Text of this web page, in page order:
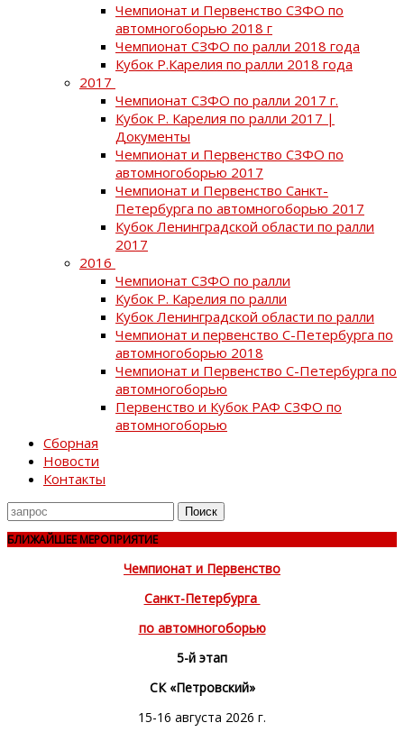
Чемпионат и Первенство СЗФО по
автомногоборью 2018 г
Чемпионат СЗФО по ралли 2018 года
Кубок Р.Карелия по ралли 2018 года
2017
Чемпионат СЗФО по ралли 2017 г.
Кубок Р. Карелия по ралли 2017 |
Документы
Чемпионат и Первенство СЗФО по
автомногоборью 2017
Чемпионат и Первенство Санкт-
Петербурга по автомногоборью 2017
Кубок Ленинградской области по ралли
2017
2016
Чемпионат СЗФО по ралли
Кубок Р. Карелия по ралли
Кубок Ленинградской области по ралли
Чемпионат и первенство С-Петербурга по
автомногоборью 2018
Чемпионат и Первенство С-Петербурга по
автомногоборью
Первенство и Кубок РАФ СЗФО по
автомногоборью
Сборная
Новости
Контакты
Поиск
для
БЛИЖАЙШЕЕ МЕРОПРИЯТИЕ
Чемпионат и Первенство
Санкт-Петербурга
по автомногоборью
5-й этап
СК «Петровский»
15-16 августа 2026 г.